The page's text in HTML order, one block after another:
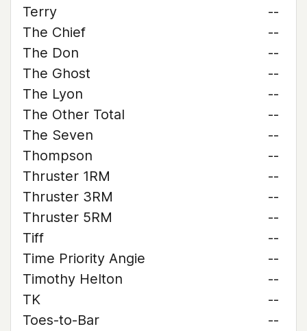
Terry
--
The Chief
--
The Don
--
The Ghost
--
The Lyon
--
The Other Total
--
The Seven
--
Thompson
--
Thruster 1RM
--
Thruster 3RM
--
Thruster 5RM
--
Tiff
--
Time Priority Angie
--
Timothy Helton
--
TK
--
Toes-to-Bar
--